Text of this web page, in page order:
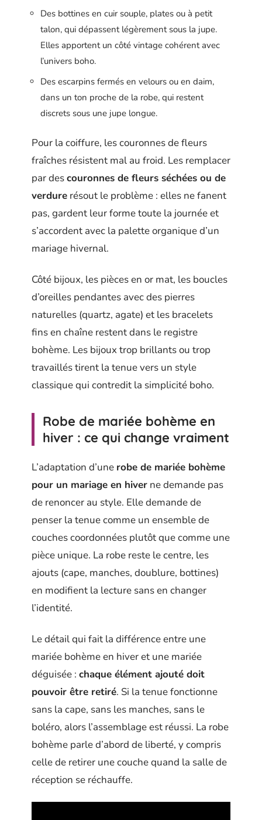
Des bottines en cuir souple, plates ou à petit
talon, qui dépassent légèrement sous la jupe.
Elles apportent un côté vintage cohérent avec
l’univers boho.
Des escarpins fermés en velours ou en daim,
dans un ton proche de la robe, qui restent
discrets sous une jupe longue.
Pour la coiffure, les couronnes de fleurs
fraîches résistent mal au froid. Les remplacer
par descouronnes de fleurs séchées ou de
verdure résout le problème : elles ne fanent
pas, gardent leur forme toute la journée et
s’accordent avec la palette organique d’un
mariage hivernal.
Côté bijoux, les pièces en or mat, les boucles
d’oreilles pendantes avec des pierres
naturelles (quartz, agate) et les bracelets
fins en chaîne restent dans le registre
bohème. Les bijoux trop brillants ou trop
travaillés tirent la tenue vers un style
classique qui contredit la simplicité boho.
Robe de mariée bohème en
hiver : ce qui change vraiment
L’adaptation d’une robe de mariée bohème
pour un mariage en hiver ne demande pas
de renoncer au style. Elle demande de
penser la tenue comme un ensemble de
couches coordonnées plutôt que comme une
pièce unique. La robe reste le centre, les
ajouts (cape, manches, doublure, bottines)
en modifient la lecture sans en changer
l’identité.
Le détail qui fait la différence entre une
mariée bohème en hiver et une mariée
déguisée : chaque élément ajouté doit
pouvoir être retiré. Si la tenue fonctionne
sans la cape, sans les manches, sans le
boléro, alors l’assemblage est réussi. La robe
bohème parle d’abord de liberté, y compris
celle de retirer une couche quand la salle de
réception se réchauffe.